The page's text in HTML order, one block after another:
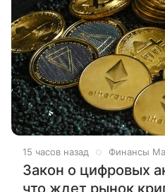
15 часов назад Финансы
Закон о цифровых
что ждет рынок